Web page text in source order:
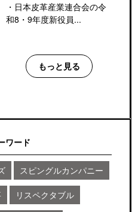
・ 日本皮革産業連合会の令
和8・9年度新役員...
もっと見る
ワード
スピングルカンパニー
リスペクタブル